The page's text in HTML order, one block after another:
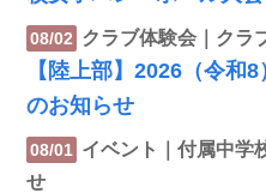
08/02 クラブ体験会｜クラ
【陸上部】2026（令和
のお知らせ
08/01 イベント｜付属中学
せ